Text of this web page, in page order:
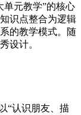
元教学”的核心
识点整合为逻辑
的教学模式。随
设计。
“认识朋友、描